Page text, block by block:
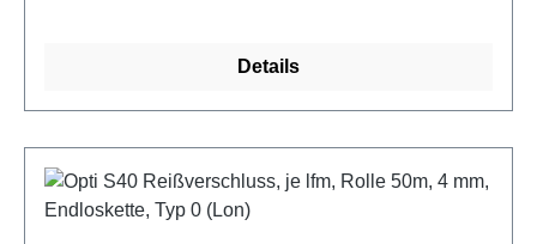
Details